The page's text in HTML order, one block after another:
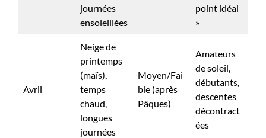
journées
ensoleillées
point idéal
»
Avril
Neige de
printemps
(maïs),
temps
chaud,
longues
journées
Moyen/Fai
ble (après
Pâques)
Amateurs
de soleil,
débutants,
descentes
décontract
ées